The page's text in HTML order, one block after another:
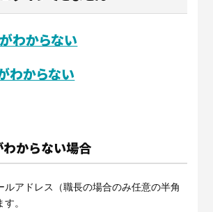
る
る。
る
建設現場の”ありがとう”をカ
サービスサイトを見る
わからない
わからない
からない場合
ルアドレス（職長の場合のみ任意の半角
。